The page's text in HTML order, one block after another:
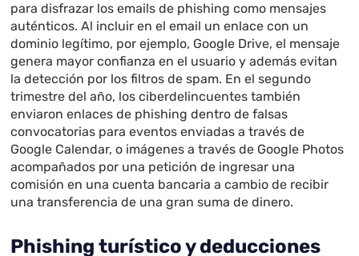
para disfrazar los emails de phishing como mensajes
auténticos. Al incluir en el email un enlace con un
dominio legítimo, por ejemplo, Google Drive, el mensaje
genera mayor confianza en el usuario y además evitan
la detección por los filtros de spam. En el segundo
trimestre del año, los ciberdelincuentes también
enviaron enlaces de phishing dentro de falsas
convocatorias para eventos enviadas a través de
Google Calendar, o imágenes a través de Google Photos
acompañados por una petición de ingresar una
comisión en una cuenta bancaria a cambio de recibir
una transferencia de una gran suma de dinero.
Phishing turístico y deducciones